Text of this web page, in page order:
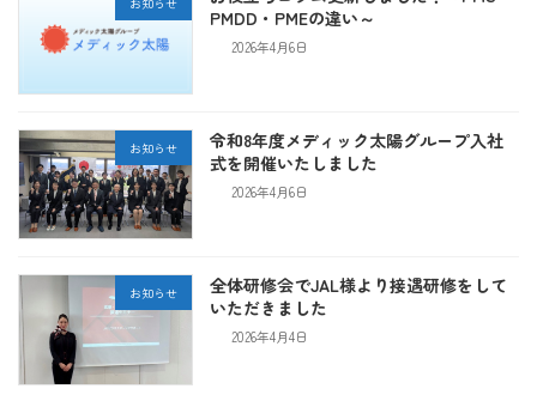
PMDD・PMEの違い～
2026年4月6日
お知らせ
令和8年度メディック太陽グループ入社
式を開催いたしました
2026年4月6日
お知らせ
全体研修会でJAL様より接遇研修をして
いただきました
2026年4月4日